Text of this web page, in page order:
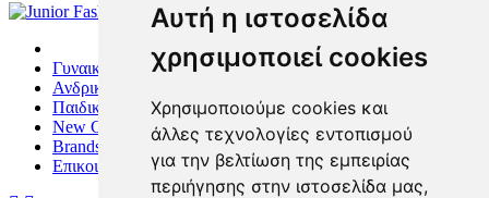
Αυτή η ιστοσελίδα
χρησιμοποιεί cookies
Χρησιμοποιούμε cookies και
άλλες τεχνολογίες εντοπισμού
για την βελτίωση της εμπειρίας
περιήγησης στην ιστοσελίδα μας,
Γυναικεία
Ανδρικά
Παιδικά
New Collection
Brands
Επικοινωνία